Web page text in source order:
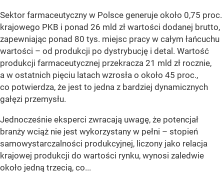
Sektor farmaceutyczny w Polsce generuje około 0,75 proc.
krajowego PKB i ponad 26 mld zł wartości dodanej brutto,
zapewniając ponad 80 tys. miejsc pracy w całym łańcuchu
wartości – od produkcji po dystrybucję i detal. Wartość
produkcji farmaceutycznej przekracza 21 mld zł rocznie,
a w ostatnich pięciu latach wzrosła o około 45 proc.,
co potwierdza, że jest to jedna z bardziej dynamicznych
gałęzi przemysłu.
Jednocześnie eksperci zwracają uwagę, że potencjał
branży wciąż nie jest wykorzystany w pełni – stopień
samowystarczalności produkcyjnej, liczony jako relacja
krajowej produkcji do wartości rynku, wynosi zaledwie
około jedną trzecią, co...